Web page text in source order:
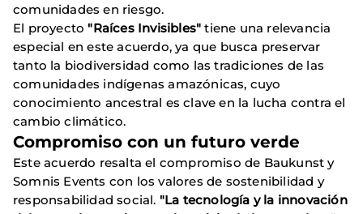
comunidades en riesgo.
El proyecto "Raíces Invisibles" tiene una relevancia
especial en este acuerdo, ya que busca preservar
tanto la biodiversidad como las tradiciones de las
comunidades indígenas amazónicas, cuyo
conocimiento ancestral es clave en la lucha contra el
cambio climático.
Compromiso con un futuro verde
Este acuerdo resalta el compromiso de Baukunst y
Somnis Events con los valores de sostenibilidad y
responsabilidad social. "La tecnología y la innovación